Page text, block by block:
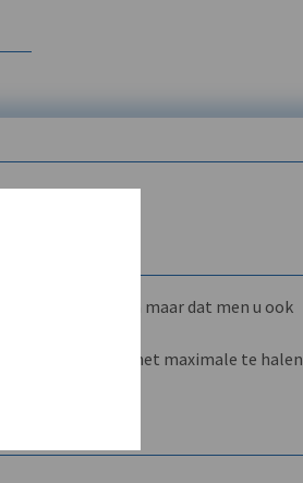
leren kennen maar dat men u ook
en dVO helpt u het maximale te halen